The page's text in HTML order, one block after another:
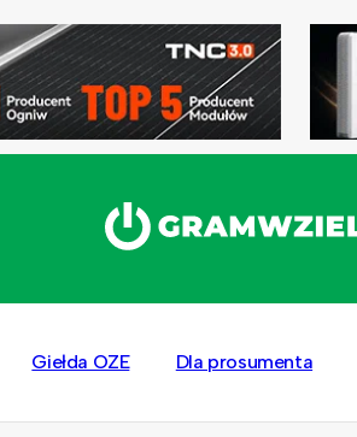
Giełda OZE Dla prosumenta